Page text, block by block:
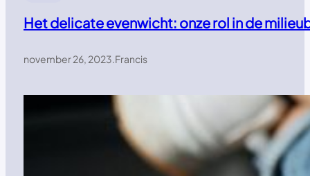
Het delicate evenwicht: onze rol in de
november 26, 2023.Francis